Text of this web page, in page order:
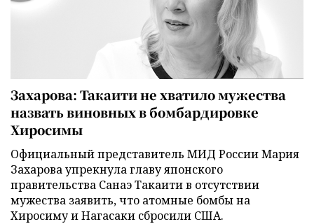
Захарова: Такаити не хватило мужества
назвать виновных в бомбардировке
Хиросимы
Официальный представитель МИД России Мария
Захарова упрекнула главу японского
правительства Санаэ Такаити в отсутствии
мужества заявить, что атомные бомбы на
Хиросиму и Нагасаки сбросили США.